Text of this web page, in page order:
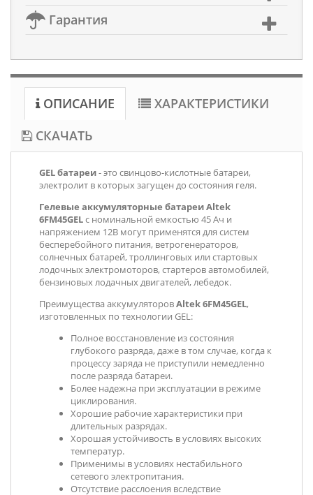
Гарантия
ОПИСАНИЕ
ХАРАКТЕРИСТИКИ
СКАЧАТЬ
GEL батареи- это свинцово-кислотные батареи,
электролит в которых загущен до состояния геля.
Гелевые аккумуляторные батареи Altek
6FM45GELс номинальной емкостью 45 Ач и
напряжением 12В могут применятся для систем
бесперебойного питания, ветрогенераторов,
солнечных батарей, троллинговых или стартовых
лодочных электромоторов, стартеров автомобилей,
бензиновых лодачных двигателей, лебедок.
Преимущества аккумуляторовAltek 6FM45GEL,
изготовленных по технологии GEL:
Полное восстановление из состояния
глубокого разряда, даже в том случае, когда к
процессу заряда не приступили немедленно
после разряда батареи.
Более надежна при эксплуатации в режиме
циклирования.
Хорошие рабочие характеристики при
длительных разрядах.
Хорошая устойчивость в условиях высоких
температур.
Применимы в условиях нестабильного
сетевого электропитания.
Отсутствие расслоения вследствие